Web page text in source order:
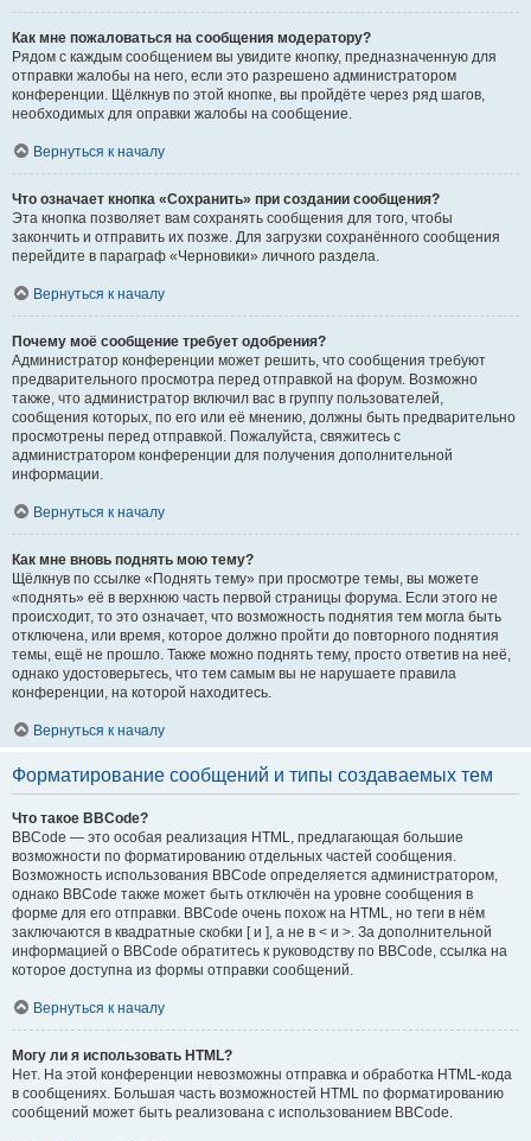
Как мне пожаловаться на сообщения модератору?
Рядом с каждым сообщением вы увидите кнопку, предназначенную для
отправки жалобы на него, если это разрешено администратором
конференции. Щёлкнув по этой кнопке, вы пройдёте через ряд шагов,
необходимых для оправки жалобы на сообщение.
Вернуться к началу
Что означает кнопка «Сохранить» при создании сообщения?
Эта кнопка позволяет вам сохранять сообщения для того, чтобы
закончить и отправить их позже. Для загрузки сохранённого сообщения
перейдите в параграф «Черновики» личного раздела.
Вернуться к началу
Почему моё сообщение требует одобрения?
Администратор конференции может решить, что сообщения требуют
предварительного просмотра перед отправкой на форум. Возможно
также, что администратор включил вас в группу пользователей,
сообщения которых, по его или её мнению, должны быть предварительно
просмотрены перед отправкой. Пожалуйста, свяжитесь с
администратором конференции для получения дополнительной
информации.
Вернуться к началу
Как мне вновь поднять мою тему?
Щёлкнув по ссылке «Поднять тему» при просмотре темы, вы можете
«поднять» её в верхнюю часть первой страницы форума. Если этого не
происходит, то это означает, что возможность поднятия тем могла быть
отключена, или время, которое должно пройти до повторного поднятия
темы, ещё не прошло. Также можно поднять тему, просто ответив на неё,
однако удостоверьтесь, что тем самым вы не нарушаете правила
конференции, на которой находитесь.
Вернуться к началу
Форматирование сообщений и типы создаваемых тем
Что такое BBCode?
BBCode — это особая реализация HTML, предлагающая большие
возможности по форматированию отдельных частей сообщения.
Возможность использования BBCode определяется администратором,
однако BBCode также может быть отключён на уровне сообщения в
форме для его отправки. BBCode очень похож на HTML, но теги в нём
заключаются в квадратные скобки [ и ], а не в < и >. За дополнительной
информацией о BBCode обратитесь к руководству по BBCode, ссылка на
которое доступна из формы отправки сообщений.
Вернуться к началу
Могу ли я использовать HTML?
Нет. На этой конференции невозможны отправка и обработка HTML-кода
в сообщениях. Большая часть возможностей HTML по форматированию
сообщений может быть реализована с использованием BBCode.